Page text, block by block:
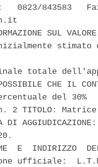
0823/843583
SUL
stimato
totale
CHE IL
del 30%
2 TITOLO:
DI
E  INDIRIZZO
ufficiale: